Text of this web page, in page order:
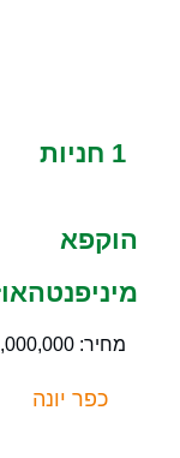
1 חניות
הוקפא
מחיר: 3,000,000
כפר יונה